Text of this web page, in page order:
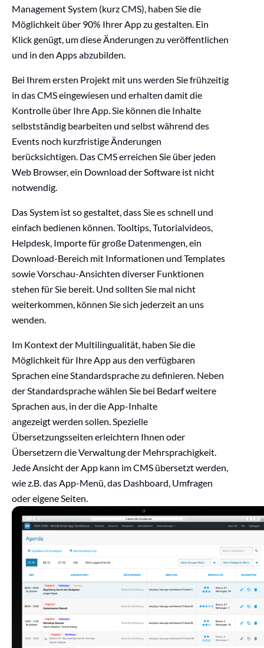
Management System (kurz CMS), haben Sie die
Möglichkeit über 90% Ihrer App zu gestalten. Ein
Klick genügt, um diese Änderungen zu veröffentlichen
und in den Apps abzubilden.
Bei Ihrem ersten Projekt mit uns werden Sie frühzeitig
in das CMS eingewiesen und erhalten damit die
Kontrolle über Ihre App. Sie können die Inhalte
selbstständig bearbeiten und selbst während des
Events noch kurzfristige Änderungen
berücksichtigen. Das CMS erreichen Sie über jeden
Web Browser, ein Download der Software ist nicht
notwendig.
Das System ist so gestaltet, dass Sie es schnell und
einfach bedienen können. Tooltips, Tutorialvideos,
Helpdesk, Importe für große Datenmengen, ein
Download-Bereich mit Informationen und Templates
sowie Vorschau-Ansichten diverser Funktionen
stehen für Sie bereit. Und sollten Sie mal nicht
weiterkommen, können Sie sich jederzeit an uns
wenden.
Im Kontext der Multilingualität, haben Sie die
Möglichkeitfür Ihre App aus den verfügbaren
Sprachen eine Standardsprache zu definieren. Neben
der Standardsprache wählen Sie bei Bedarf weitere
Sprachen aus, in derdie App-Inhalte
angezeigtwerden sollen.Spezielle
Übersetzungsseiten erleichtern Ihnen oder
Übersetzern die Verwaltung der Mehrsprachigkeit.
Jede Ansicht der App kann im CMS übersetzt werden,
wie z.B. das App-Menü, das Dashboard, Umfragen
oder eigene Seiten.